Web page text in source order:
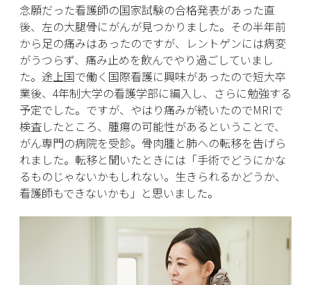
念願だった看護師の国家試験の合格発表があった直
後、左の大腿骨にがんが見つかりました。その半年前
から足の痛みはあったのですが、レントゲンには病変
がうつらず、痛み止めを飲んでやり過ごしていまし
た。途上国で働く国際看護に興味があったので短大卒
業後、4年制大学の看護学部に編入し、さらに勉強する
予定でした。ですが、やはり痛みが続いたのでMRIで
検査したところ、腫瘍の可能性があるということで、
がん専門の病院を受診。骨肉腫と肺への転移を告げら
れました。転移と聞いたときには「手術でどうにかな
るものじゃないかもしれない。生きられるかどうか、
看護師もできないかも」と思いました。